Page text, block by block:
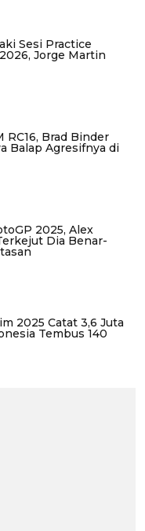
Sesi Practice
Jorge Martin
RC16, Brad Binder
Balap Agresifnya di
2025, Alex
Dia Benar-
2025 Catat 3,6 Juta
Tembus 140